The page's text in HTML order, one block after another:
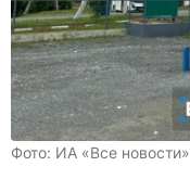
Фото: ИА «Все новости»